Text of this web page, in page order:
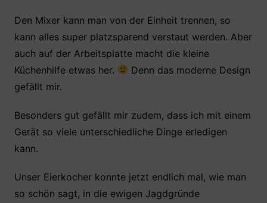
Den Mixer kann man von der Einheit trennen, so
kann alles super platzsparend verstaut werden. Aber
auch auf der Arbeitsplatte macht die kleine
Küchenhilfe etwas her.
Denn das moderne Design
gefällt mir.
Besonders gut gefällt mir zudem, dass ich mit einem
Gerät so viele unterschiedliche Dinge erledigen
kann.
Unser Eierkocher konnte jetzt endlich mal, wie man
so schön sagt, in die ewigen Jagdgründe